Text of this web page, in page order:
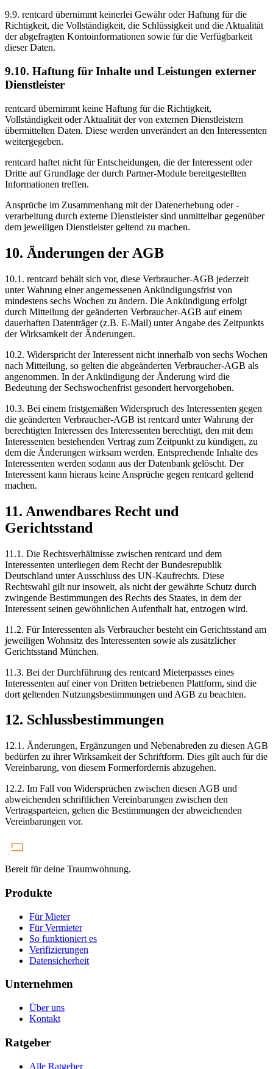
9.9. rentcard übernimmt keinerlei Gewähr oder Haftung für die
Richtigkeit, die Vollständigkeit, die Schlüssigkeit und die Aktualität
der abgefragten Kontoinformationen sowie für die Verfügbarkeit
dieser Daten.
9.10. Haftung für Inhalte und Leistungen externer
Dienstleister
rentcard übernimmt keine Haftung für die Richtigkeit,
Vollständigkeit oder Aktualität der von externen Dienstleistern
übermittelten Daten. Diese werden unverändert an den Interessenten
weitergegeben.
rentcard haftet nicht für Entscheidungen, die der Interessent oder
Dritte auf Grundlage der durch Partner-Module bereitgestellten
Informationen treffen.
Ansprüche im Zusammenhang mit der Datenerhebung oder -
verarbeitung durch externe Dienstleister sind unmittelbar gegenüber
dem jeweiligen Dienstleister geltend zu machen.
10. Änderungen der AGB
10.1. rentcard behält sich vor, diese Verbraucher-AGB jederzeit
unter Wahrung einer angemessenen Ankündigungsfrist von
mindestens sechs Wochen zu ändern. Die Ankündigung erfolgt
durch Mitteilung der geänderten Verbraucher-AGB auf einem
dauerhaften Datenträger (z.B. E-Mail) unter Angabe des Zeitpunkts
der Wirksamkeit der Änderungen.
10.2. Widerspricht der Interessent nicht innerhalb von sechs Wochen
nach Mitteilung, so gelten die abgeänderten Verbraucher-AGB als
angenommen. In der Ankündigung der Änderung wird die
Bedeutung der Sechswochenfrist gesondert hervorgehoben.
10.3. Bei einem fristgemäßen Widerspruch des Interessenten gegen
die geänderten Verbraucher-AGB ist rentcard unter Wahrung der
berechtigten Interessen des Interessenten berechtigt, den mit dem
Interessenten bestehenden Vertrag zum Zeitpunkt zu kündigen, zu
dem die Änderungen wirksam werden. Entsprechende Inhalte des
Interessenten werden sodann aus der Datenbank gelöscht. Der
Interessent kann hieraus keine Ansprüche gegen rentcard geltend
machen.
11. Anwendbares Recht und
Gerichtsstand
11.1. Die Rechtsverhältnisse zwischen rentcard und dem
Interessenten unterliegen dem Recht der Bundesrepublik
Deutschland unter Ausschluss des UN-Kaufrechts. Diese
Rechtswahl gilt nur insoweit, als nicht der gewährte Schutz durch
zwingende Bestimmungen des Rechts des Staates, in dem der
Interessent seinen gewöhnlichen Aufenthalt hat, entzogen wird.
11.2. Für Interessenten als Verbraucher besteht ein Gerichtsstand am
jeweiligen Wohnsitz des Interessenten sowie als zusätzlicher
Gerichtsstand München.
11.3. Bei der Durchführung des rentcard Mieterpasses eines
Interessenten auf einer von Dritten betriebenen Plattform, sind die
dort geltenden Nutzungsbestimmungen und AGB zu beachten.
12. Schlussbestimmungen
12.1. Änderungen, Ergänzungen und Nebenabreden zu diesen AGB
bedürfen zu ihrer Wirksamkeit der Schriftform. Dies gilt auch für die
Vereinbarung, von diesem Formerfordernis abzugehen.
12.2. Im Fall von Widersprüchen zwischen diesen AGB und
abweichenden schriftlichen Vereinbarungen zwischen den
Vertragsparteien, gehen die Bestimmungen der abweichenden
Vereinbarungen vor.
Bereit für deine Traumwohnung.
Produkte
Für Mieter
Für Vermieter
So funktioniert es
Verifizierungen
Datensicherheit
Unternehmen
Über uns
Kontakt
Ratgeber
Alle Ratgeber